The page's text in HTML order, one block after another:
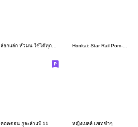
Honkai: Star Rail Pom-Pom Gallery Set 24
คอตตอน กูจะล่าแบ้ 11 หญิงเบลล์ แชทขำๆ